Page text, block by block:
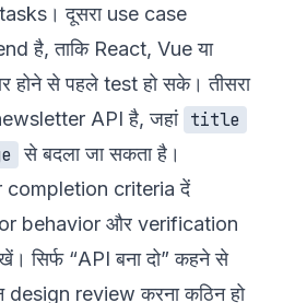
दूसरा use case
है, ताकि React, Vue या
होने से पहले test हो सके। तीसरा
API है, जहां title
से बदला जा सकता है।
completion criteria दें
behavior और verification
सिर्फ “API बना दो” कहने से
review करना कठिन हो